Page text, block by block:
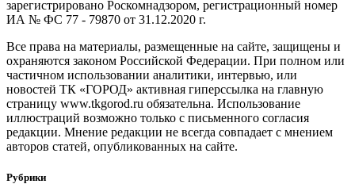
зарегистрировано Роскомнадзором, регистрационный номер
ИА № ФС 77 - 79870 от 31.12.2020 г.
Все права на материалы, размещенные на сайте, защищены и
охраняются законом Российской Федерации. При полном или
частичном использовании аналитики, интервью, или
новостей ТК «ГОРОД» активная гиперссылка на главную
страницу www.tkgorod.ru обязательна. Использование
иллюстраций возможно только с письменного согласия
редакции. Мнение редакции не всегда совпадает с мнением
авторов статей, опубликованных на сайте.
Рубрики